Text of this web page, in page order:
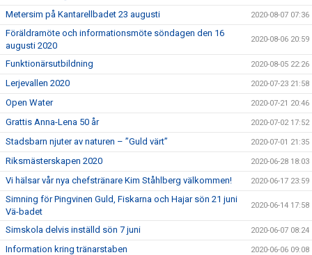
Metersim på Kantarellbadet 23 augusti 2020-08-07 07:36
Föräldramöte och informationsmöte söndagen den 16
augusti 2020
2020-08-06 20:59
Funktionärsutbildning 2020-08-05 22:26
Lerjevallen 2020 2020-07-23 21:58
Open Water 2020-07-21 20:46
Grattis Anna-Lena 50 år 2020-07-02 17:52
Stadsbarn njuter av naturen – ”Guld värt” 2020-07-01 21:35
Riksmästerskapen 2020 2020-06-28 18:03
Vi hälsar vår nya chefstränare Kim Ståhlberg välkommen! 2020-06-17 23:59
Simning för Pingvinen Guld, Fiskarna och Hajar sön 21 juni
Vä-badet
2020-06-14 17:58
Simskola delvis inställd sön 7 juni 2020-06-07 08:24
Information kring tränarstaben 2020-06-06 09:08